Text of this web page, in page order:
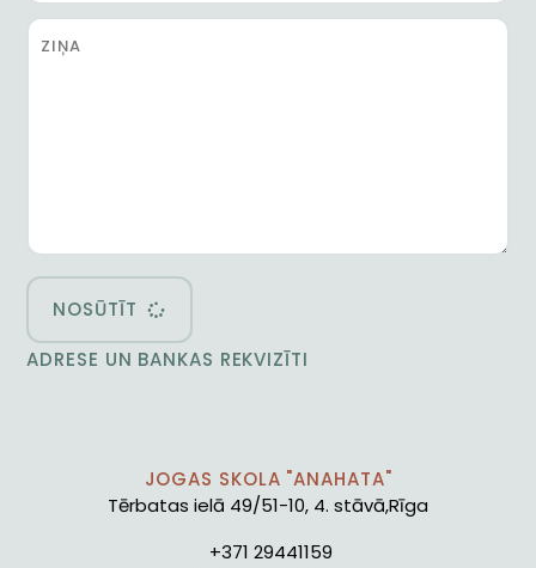
NOSŪTĪT
ADRESE UN BANKAS REKVIZĪTI
JOGAS SKOLA "ANAHATA"
Tērbatas ielā 49/51-10, 4. stāvā,Rīga
+371 29441159